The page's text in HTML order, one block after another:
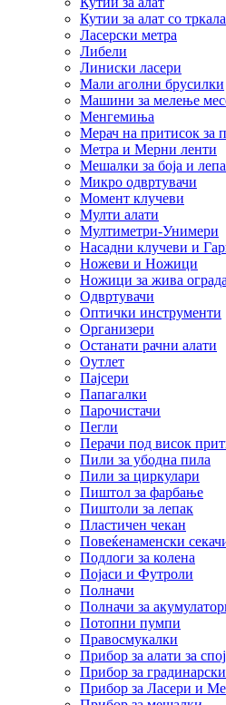
Кутии за алат со тркала
Ласерски метра
Либели
Линиски ласери
Мали аголни брусилки
Машини за мелење
Менгемиња
Мерач на притисок за
Метра и Мерни ленти
Мешалки за боја и
Микро одвртувачи
Момент клучеви
Мулти алати
Мултиметри-Унимери
Насадни клучеви и
Ножеви и Ножици
Ножици за жива ограда
Одвртувачи
Оптички инструменти
Организери
Останати рачни алати
Оутлет
Пајсери
Папагалки
Парочистачи
Пегли
Перачи под висок
Пили за убодна пила
Пили за циркулари
Пиштол за фарбање
Пиштоли за лепак
Пластичен чекан
Повеќенаменски
Подлоги за колена
Појаси и Футроли
Полначи
Полначи за
Потопни пумпи
Правосмукалки
Прибор за алати за
Прибор за
Прибор за Ласери и